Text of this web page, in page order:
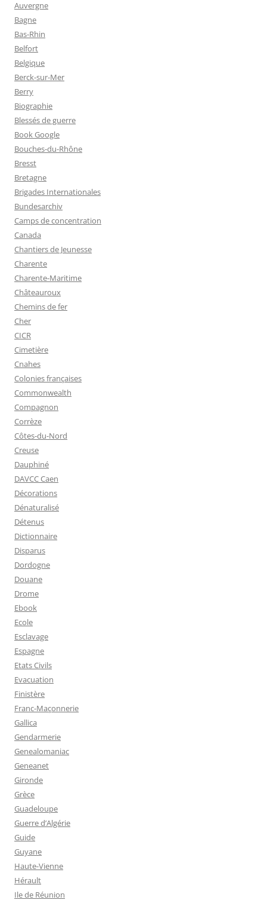
Auvergne
Bagne
Bas-Rhin
Belfort
Belgique
Berck-sur-Mer
Berry
Biographie
Blessés de guerre
Book Google
Bouches-du-Rhône
Bresst
Bretagne
Brigades Internationales
Bundesarchiv
Camps de concentration
Canada
Chantiers de Jeunesse
Charente
Charente-Maritime
Châteauroux
Chemins de fer
Cher
CICR
Cimetière
Cnahes
Colonies françaises
Commonwealth
Compagnon
Corrèze
Côtes-du-Nord
Creuse
Dauphiné
DAVCC Caen
Décorations
Dénaturalisé
Détenus
Dictionnaire
Disparus
Dordogne
Douane
Drome
Ebook
Ecole
Esclavage
Espagne
Etats Civils
Evacuation
Finistère
Franc-Maçonnerie
Gallica
Gendarmerie
Genealomaniac
Geneanet
Gironde
Grèce
Guadeloupe
Guerre d’Algérie
Guide
Guyane
Haute-Vienne
Hérault
Ile de Réunion